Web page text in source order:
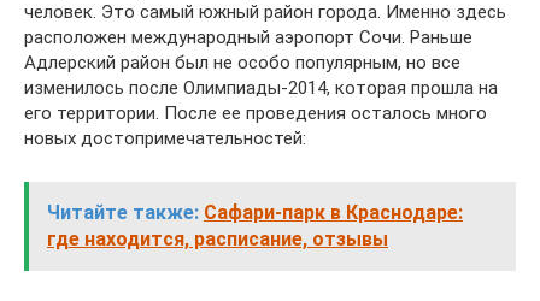
человек. Это самый южный район города. Именно здесь
расположен международный аэропорт Сочи. Раньше
Адлерский район был не особо популярным, но все
изменилось после Олимпиады-2014, которая прошла на
его территории. После ее проведения осталось много
новых достопримечательностей:
Читайте также: Сафари-парк в Краснодаре:
где находится, расписание, отзывы